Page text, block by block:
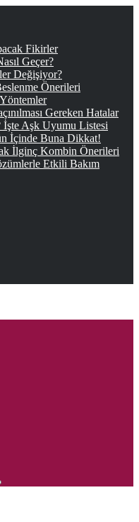
Fikirler
Geçer?
Değişiyor?
Önerileri
Gereken Hatalar
Aşk Uyumu Listesi
İçinde Buna Dikkat!
İlginç Kombin Önerileri
Etkili Bakım